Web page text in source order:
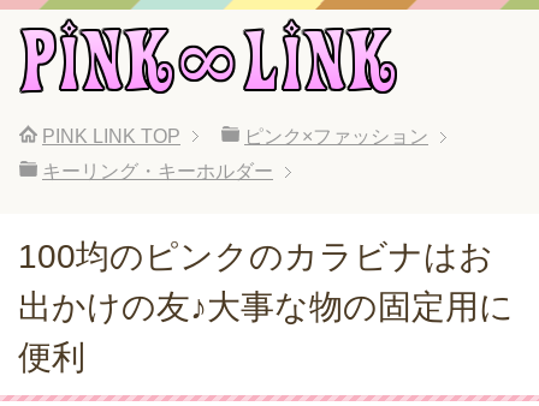
PINK LINK TOP
ピンク×ファッション
キーリング・キーホルダー
100均のピンクのカラビナはお
出かけの友♪大事な物の固定用に
便利